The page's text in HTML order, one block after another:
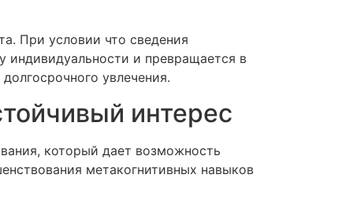
При условии что сведения
индивидуальности и превращается в
увлечения.
интерес
который дает возможность
метакогнитивных навыков